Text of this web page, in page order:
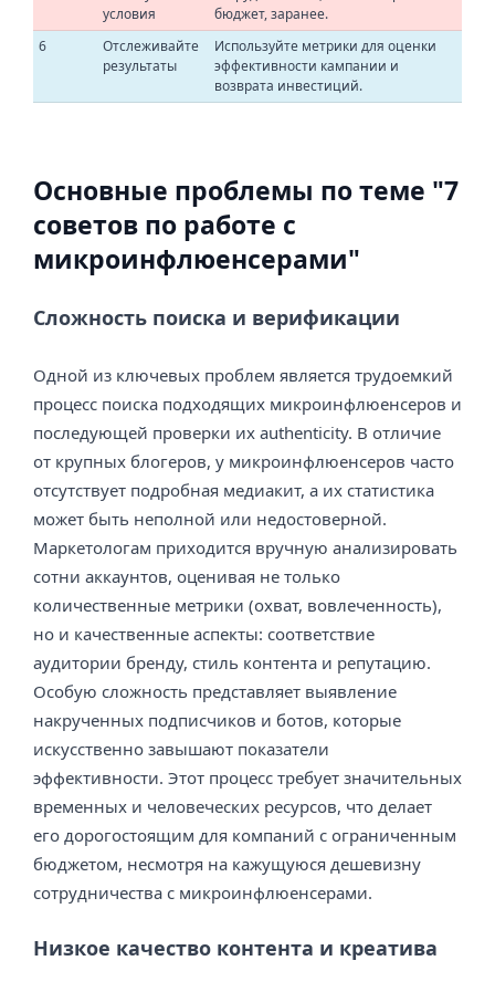
условия
бюджет, заранее.
6
Отслеживайте
результаты
Используйте метрики для оценки
эффективности кампании и
возврата инвестиций.
Основные проблемы по теме "7
советов по работе с
микроинфлюенсерами"
Сложность поиска и верификации
Одной из ключевых проблем является трудоемкий
процесс поиска подходящих микроинфлюенсеров и
последующей проверки их authenticity. В отличие
от крупных блогеров, у микроинфлюенсеров часто
отсутствует подробная медиакит, а их статистика
может быть неполной или недостоверной.
Маркетологам приходится вручную анализировать
сотни аккаунтов, оценивая не только
количественные метрики (охват, вовлеченность),
но и качественные аспекты: соответствие
аудитории бренду, стиль контента и репутацию.
Особую сложность представляет выявление
накрученных подписчиков и ботов, которые
искусственно завышают показатели
эффективности. Этот процесс требует значительных
временных и человеческих ресурсов, что делает
его дорогостоящим для компаний с ограниченным
бюджетом, несмотря на кажущуюся дешевизну
сотрудничества с микроинфлюенсерами.
Низкое качество контента и креатива